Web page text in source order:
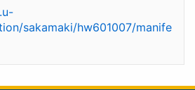
sakamaki/hw601007/manife